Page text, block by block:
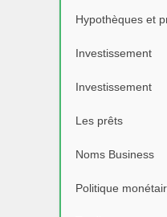
Hypothèques et
Investissement
Investissement
Les prêts
Noms Business
Politique